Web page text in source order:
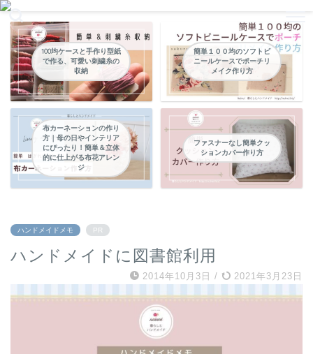
暮らしの中のパッチワークやハンドメイドなどの縫い物
100均ケースと手作り型紙
で作る、可愛い刺繍糸の
収納
簡単１００均のソフトビ
ニールケースでポーチリ
メイク作り方
布カーネーションの作り
方｜母の日やインテリア
にぴったり！簡単＆立体
的に仕上がる布花アレン
ジ
ファスナーなし簡単クッ
ションカバー作り方
ハンドメイドメモ PR
ハンドメイドに図書館利用
2014年10月3日 / 2021年3月23日